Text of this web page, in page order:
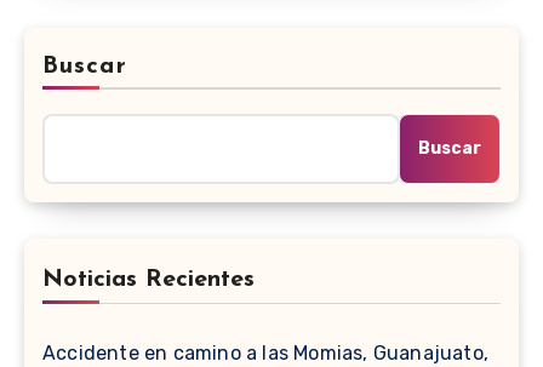
Buscar
Buscar
Noticias Recientes
Accidente en camino a las Momias, Guanajuato,